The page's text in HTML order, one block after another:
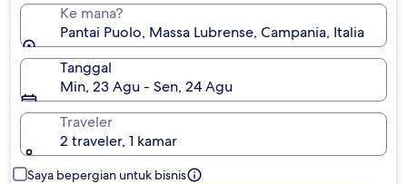
Ke mana?
Pantai Puolo, Massa Lubrense, Campania, Italia
Tanggal
Min, 23 Agu - Sen, 24 Agu
Traveler
2 traveler, 1 kamar
Saya bepergian untuk bisnis